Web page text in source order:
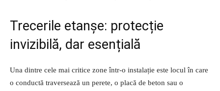
Trecerile etanșe: protecție
invizibilă, dar esențială
Una dintre cele mai critice zone într-o instalație este locul în care
o conductă traversează un perete, o placă de beton sau o